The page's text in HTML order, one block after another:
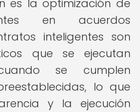
es la optimización de
en acuerdos
inteligentes son
que se ejecutan
se cumplen
lo que
y la ejecución